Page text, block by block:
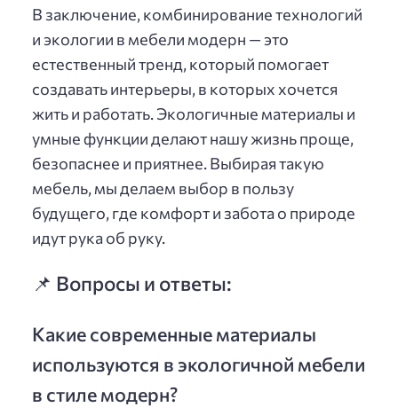
В заключение, комбинирование технологий
и экологии в мебели модерн — это
естественный тренд, который помогает
создавать интерьеры, в которых хочется
жить и работать. Экологичные материалы и
умные функции делают нашу жизнь проще,
безопаснее и приятнее. Выбирая такую
мебель, мы делаем выбор в пользу
будущего, где комфорт и забота о природе
идут рука об руку.
📌 Вопросы и ответы:
Какие современные материалы
используются в экологичной мебели
в стиле модерн?